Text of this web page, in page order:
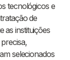
tecnológicos e
de
as instituições
selecionados